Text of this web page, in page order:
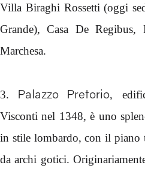
Villa Biraghi Rossetti (oggi
Grande), Casa De Regibus,
Marchesa.
3. Palazzo Pretorio,
Visconti nel 1348, è uno
in stile lombardo, con il piano
da archi gotici.